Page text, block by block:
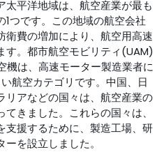
平洋地域は、航空産業が最も
つです。この地域の航空会社
衛費の増加により、航空用高速
す。都市航空モビリティ(UAM)
機は、高速モーター製造業者に
航空カテゴリです。中国、日
リアなどの国々は、航空産業の
きました。これらの国々は、
支援するために、製造工場、研
を設立しました。